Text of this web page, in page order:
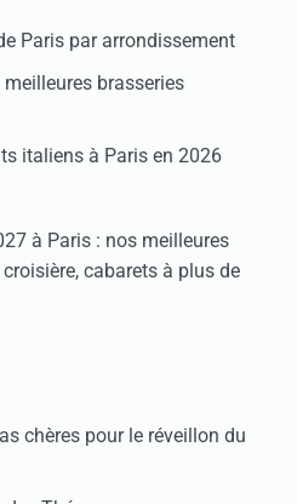
Paris par arrondissement
brasseries
italiens à Paris en 2026
à Paris : nos meilleures
cabarets à plus de
chères pour le réveillon du